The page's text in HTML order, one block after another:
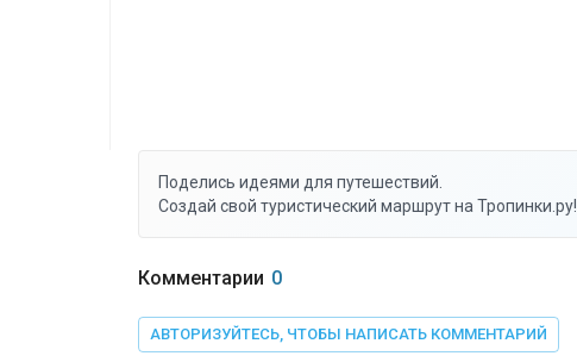
Поделись идеями для путешествий.
Создай свой туристический маршрут на Тропинки.ру!
Комментарии 0
АВТОРИЗУЙТЕСЬ, ЧТОБЫ НАПИСАТЬ КОММЕНТАРИЙ